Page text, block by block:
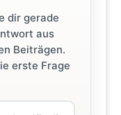
dir gerade
aus
Beiträgen.
erste Frage